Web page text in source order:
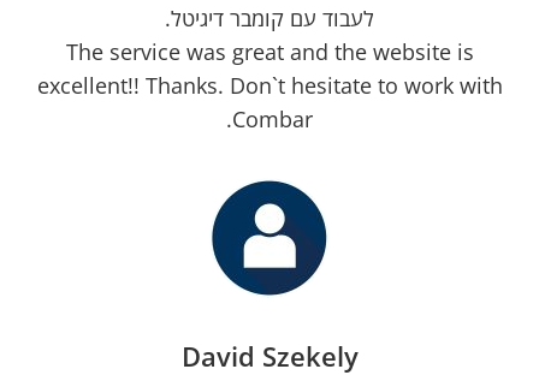
לעבוד עם קומבר דיגיטל.
The service was great and the website is
excellent!! Thanks. Don`t hesitate to work with
Combar.
David Szekely